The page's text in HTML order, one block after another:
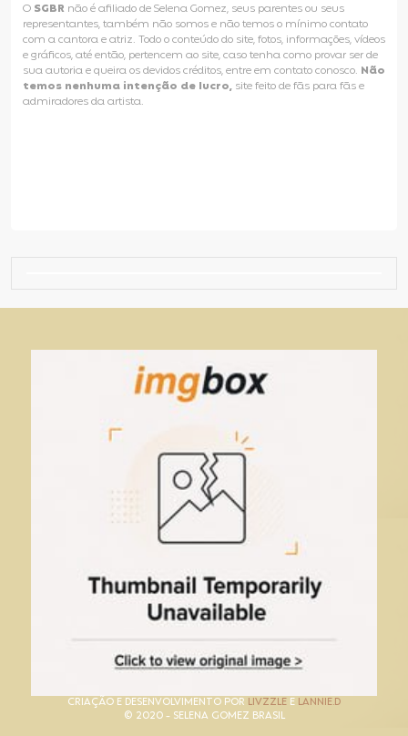
O SGBR não é afiliado de Selena Gomez, seus parentes ou seus
representantes, também não somos e não temos o mínimo contato
com a cantora e atriz. Todo o conteúdo do site, fotos, informações, vídeos
e gráficos, até então, pertencem ao site, caso tenha como provar ser de
sua autoria e queira os devidos créditos, entre em contato conosco. Não
temos nenhuma intenção de lucro, site feito de fãs para fãs e
admiradores da artista.
CRIAÇÃO E DESENVOLVIMENTO POR LIVZZLE E LANNIE.D
© 2020 - SELENA GOMEZ BRASIL